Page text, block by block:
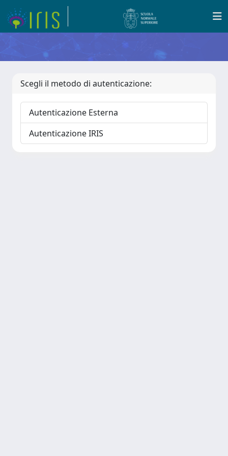
Scegli il metodo di autenticazione:
Autenticazione Esterna
Autenticazione IRIS